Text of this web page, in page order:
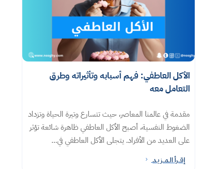
الأكل العاطفي: فهم أسبابه وتأثيراته وطرق
التعامل معه​
مقدمة في عالمنا المعاصر، حيث تتسارع وتيرة الحياة وتزداد
الضغوط النفسية، أصبح الأكل العاطفي ظاهرة شائعة تؤثر
على العديد من الأفراد. يتجلى الأكل العاطفي في...
إقــرأ الـمــزيـد 5